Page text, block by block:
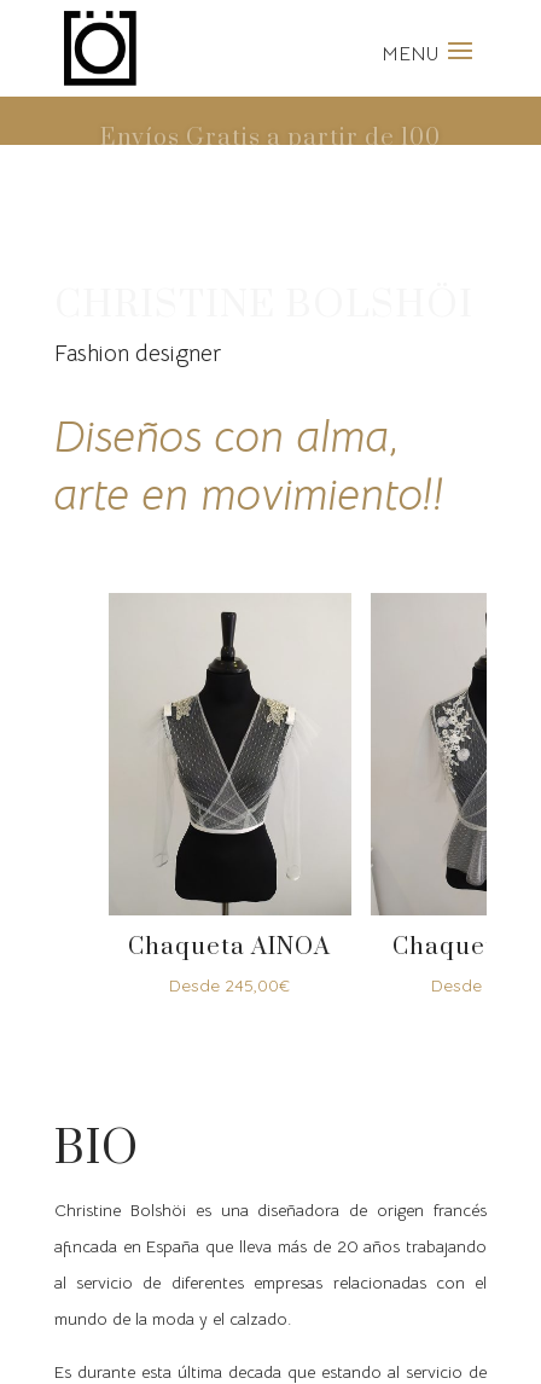
Envíos Gratis a partir de 100
Fashion designer
Diseños con alma,
arte en movimiento!!
Chaqueta AINOA
Desde 245,00€
Chaqueta
Desde
BIO
Christine Bolshöi es una diseñadora de origen francés
afincada en España que lleva más de 20 años trabajando
al servicio de diferentes empresas relacionadas con el
mundo de la moda y el calzado.
Es durante esta última decada que estando al servicio de